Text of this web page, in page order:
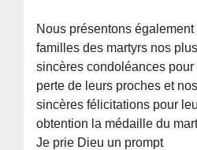
Nous présentons également
familles des martyrs nos plus
sincères condoléances pour
perte de leurs proches et
sincères félicitations pour
obtention la médaille du
Je prie Dieu un prompt